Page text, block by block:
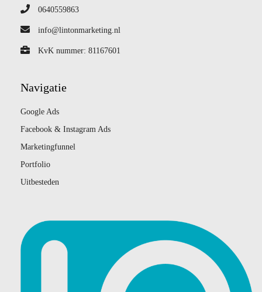
0640559863
info@lintonmarketing.nl
KvK nummer: 81167601
Navigatie
Google Ads
Facebook & Instagram Ads
Marketingfunnel
Portfolio
Uitbesteden